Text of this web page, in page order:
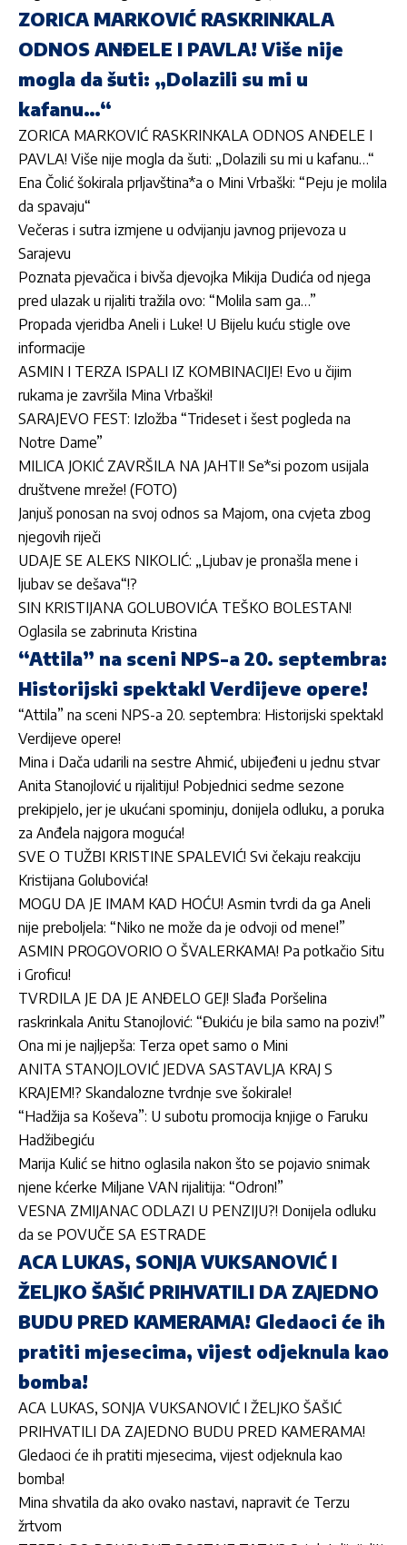
ZORICA MARKOVIĆ RASKRINKALA
ODNOS ANĐELE I PAVLA! Više nije
mogla da šuti: „Dolazili su mi u
kafanu…“
ZORICA MARKOVIĆ RASKRINKALA ODNOS ANĐELE I
PAVLA! Više nije mogla da šuti: „Dolazili su mi u kafanu…“
Ena Čolić šokirala prljavština*a o Mini Vrbaški: “Peju je molila
da spavaju“
Večeras i sutra izmjene u odvijanju javnog prijevoza u
Sarajevu
Poznata pjevačica i bivša djevojka Mikija Dudića od njega
pred ulazak u rijaliti tražila ovo: “Molila sam ga…”
Propada vjeridba Aneli i Luke! U Bijelu kuću stigle ove
informacije
ASMIN I TERZA ISPALI IZ KOMBINACIJE! Evo u čijim
rukama je završila Mina Vrbaški!
SARAJEVO FEST: Izložba “Trideset i šest pogleda na
Notre Dame”
MILICA JOKIĆ ZAVRŠILA NA JAHTI! Se*si pozom usijala
društvene mreže! (FOTO)
Janjuš ponosan na svoj odnos sa Majom, ona cvjeta zbog
njegovih riječi
UDAJE SE ALEKS NIKOLIĆ: „Ljubav je pronašla mene i
ljubav se dešava“!?
SIN KRISTIJANA GOLUBOVIĆA TEŠKO BOLESTAN!
Oglasila se zabrinuta Kristina
“Attila” na sceni NPS-a 20. septembra:
Historijski spektakl Verdijeve opere!
“Attila” na sceni NPS-a 20. septembra: Historijski spektakl
Verdijeve opere!
Mina i Dača udarili na sestre Ahmić, ubijeđeni u jednu stvar
Anita Stanojlović u rijalitiju! Pobjednici sedme sezone
prekipjelo, jer je ukućani spominju, donijela odluku, a poruka
za Anđela najgora moguća!
SVE O TUŽBI KRISTINE SPALEVIĆ! Svi čekaju reakciju
Kristijana Golubovića!
MOGU DA JE IMAM KAD HOĆU! Asmin tvrdi da ga Aneli
nije preboljela: “Niko ne može da je odvoji od mene!”
ASMIN PROGOVORIO O ŠVALERKAMA! Pa potkačio Situ
i Groficu!
TVRDILA JE DA JE ANĐELO GEJ! Slađa Poršelina
raskrinkala Anitu Stanojlović: “Đukiću je bila samo na poziv!”
Ona mi je najljepša: Terza opet samo o Mini
ANITA STANOJLOVIĆ JEDVA SASTAVLJA KRAJ S
KRAJEM!? Skandalozne tvrdnje sve šokirale!
“Hadžija sa Koševa”: U subotu promocija knjige o Faruku
Hadžibegiću
Marija Kulić se hitno oglasila nakon što se pojavio snimak
njene kćerke Miljane VAN rijalitija: “Odron!”
VESNA ZMIJANAC ODLAZI U PENZIJU?! Donijela odluku
da se POVUČE SA ESTRADE
ACA LUKAS, SONJA VUKSANOVIĆ I
ŽELJKO ŠAŠIĆ PRIHVATILI DA ZAJEDNO
BUDU PRED KAMERAMA! Gledaoci će ih
pratiti mjesecima, vijest odjeknula kao
bomba!
ACA LUKAS, SONJA VUKSANOVIĆ I ŽELJKO ŠAŠIĆ
PRIHVATILI DA ZAJEDNO BUDU PRED KAMERAMA!
Gledaoci će ih pratiti mjesecima, vijest odjeknula kao
bomba!
Mina shvatila da ako ovako nastavi, napravit će Terzu
žrtvom